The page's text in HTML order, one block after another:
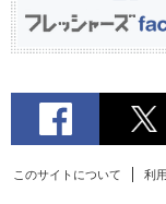
このサイトについて 利